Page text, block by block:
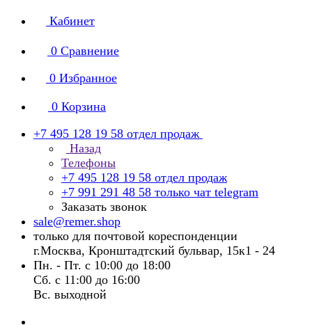
Кабинет
0 Сравнение
0 Избранное
0 Корзина
+7 495 128 19 58 отдел продаж
Назад
Телефоны
+7 495 128 19 58 отдел продаж
+7 991 291 48 58 только чат telegram
Заказать звонок
sale@remer.shop
только для почтовой кореспонденции
г.Москва, Кронштадтский бульвар, 15к1 - 24
Пн. - Пт. с 10:00 до 18:00
Сб. с 11:00 до 16:00
Вс. выходной